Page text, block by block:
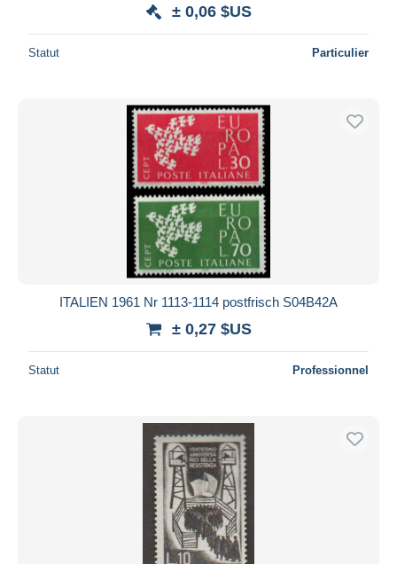
± 0,06 $US
Statut Particulier
ITALIEN 1961 Nr 1113-1114 postfrisch S04B42A
± 0,27 $US
Statut Professionnel